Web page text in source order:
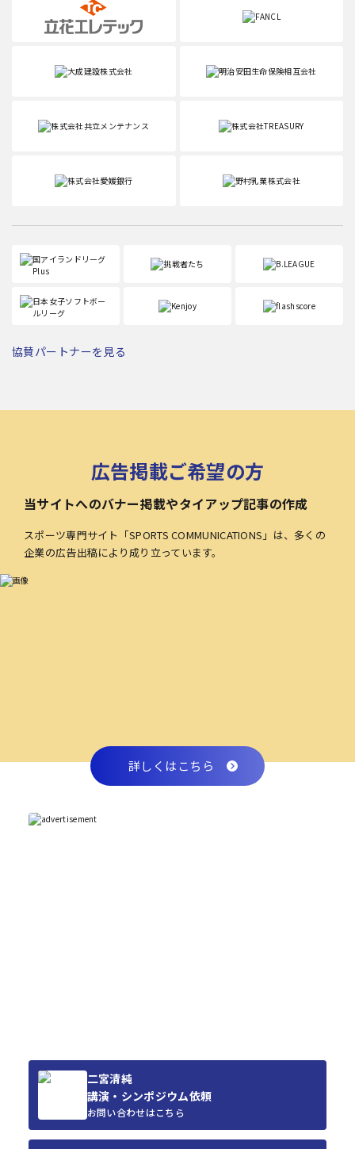
協賛パートナーを見る
広告掲載ご希望の方
当サイトへのバナー掲載やタイアップ記事の作成
スポーツ専門サイト「SPORTS COMMUNICATIONS」は、多くの
企業の広告出稿により成り立っています。
詳しくはこちら
二宮清純
講演・シンポジウム依頼
お問い合わせはこちら